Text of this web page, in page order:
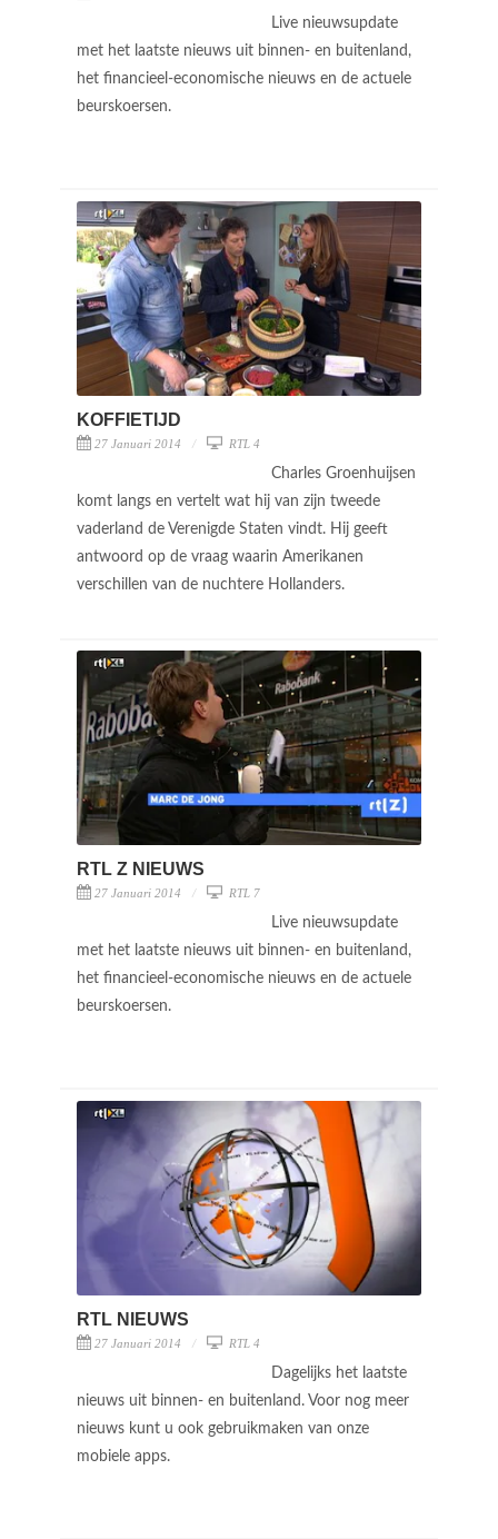
Live nieuwsupdate
met het laatste nieuws uit binnen- en buitenland,
het financieel-economische nieuws en de actuele
beurskoersen.
KOFFIETIJD
27 Januari 2014 RTL 4
Charles Groenhuijsen
komt langs en vertelt wat hij van zijn tweede
vaderland de Verenigde Staten vindt. Hij geeft
antwoord op de vraag waarin Amerikanen
verschillen van de nuchtere Hollanders.
RTL Z NIEUWS
27 Januari 2014 RTL 7
Live nieuwsupdate
met het laatste nieuws uit binnen- en buitenland,
het financieel-economische nieuws en de actuele
beurskoersen.
RTL NIEUWS
27 Januari 2014 RTL 4
Dagelijks het laatste
nieuws uit binnen- en buitenland. Voor nog meer
nieuws kunt u ook gebruikmaken van onze
mobiele apps.